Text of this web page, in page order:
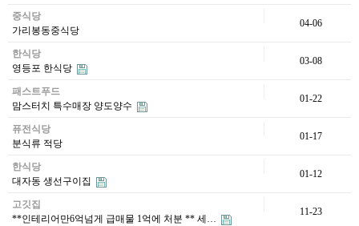
중식당
가리봉동중식당
04-06
한식당
영등포 한식당
03-08
패스트푸드
맘스터치 특수매장 양도양수
01-22
퓨전식당
분식류 적당
01-17
한식당
대자동 생선구이집
01-12
고깃집
**인테리어만6억넘게 급매물 1억에 처분 ** 세…
11-23